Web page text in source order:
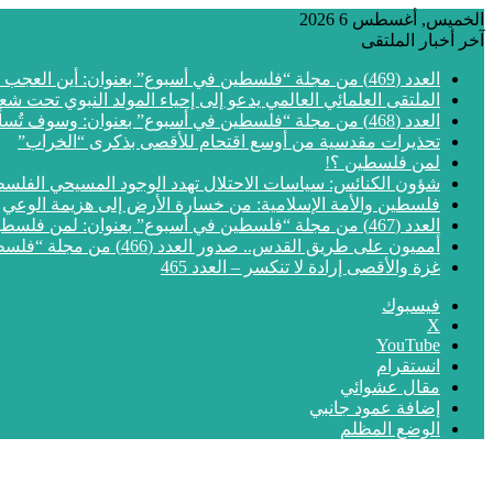
الخميس, أغسطس 6 2026
آخر أخبار الملتقى
العدد (469) من مجلة “فلسطين في أسبوع” بعنوان: أين العجب من مما يجري في فلسطين
الملتقى العلمائي العالمي يدعو إلى إحياء المولد النبوي تحت
العدد (468) من مجلة “فلسطين في أسبوع” بعنوان: وسوف تُسألون عن الأقصى
تحذيرات مقدسية من أوسع اقتحام للأقصى بذكرى “الخراب”
لمن فلسطين ؟!
شؤون الكنائس: سياسات الاحتلال تهدد الوجود المسيحي
فلسطين والأمة الإسلامية: من خسارة الأرض إلى هزيمة الوعي
العدد (467) من مجلة “فلسطين في أسبوع” بعنوان: لمن فلسطين؟
أمميون على طريق القدس.. صدور العدد (466) من مجلة “فلسطين في أسبوع”
غزة والأقصى إرادة لا تنكسر – العدد 465
فيسبوك
‫X
‫YouTube
انستقرام
مقال عشوائي
إضافة عمود جانبي
الوضع المظلم